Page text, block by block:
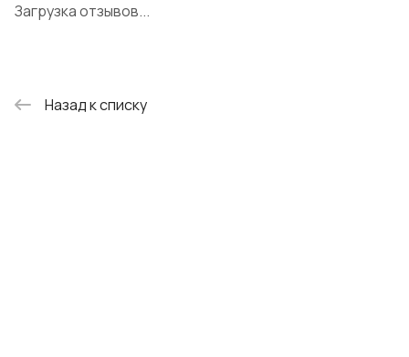
Загрузка отзывов...
Назад к списку